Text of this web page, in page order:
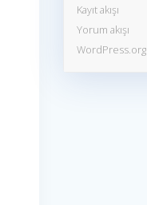
Kayıt akışı
Yorum akışı
WordPress.org